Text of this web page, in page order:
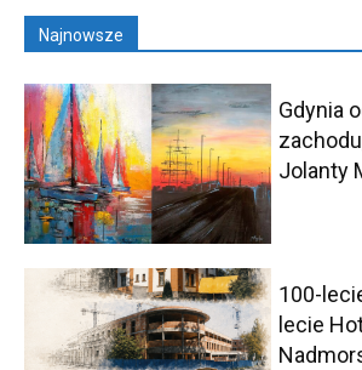
Najnowsze
Gdynia
Jolanty
100-
lecie